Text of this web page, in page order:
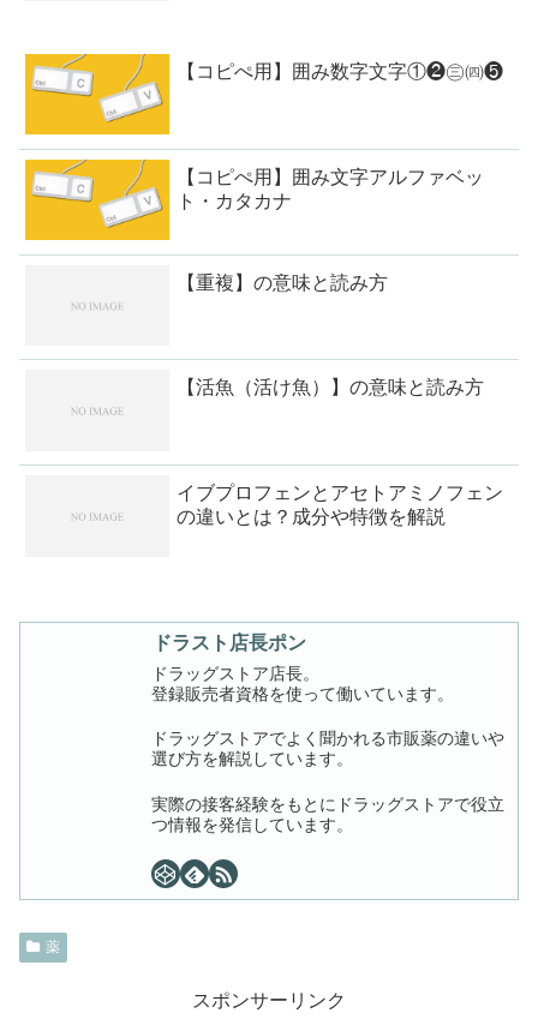
【コピぺ用】囲み数字文字①❷㊂㈣❺
【コピぺ用】囲み文字アルファベッ
ト・カタカナ
【重複】の意味と読み方
【活魚（活け魚）】の意味と読み方
イブプロフェンとアセトアミノフェン
の違いとは？成分や特徴を解説
ドラスト店長ポン
ドラッグストア店長。
登録販売者資格を使って働いています。
ドラッグストアでよく聞かれる市販薬の違いや
選び方を解説しています。
実際の接客経験をもとにドラッグストアで役立
つ情報を発信しています。
薬
スポンサーリンク